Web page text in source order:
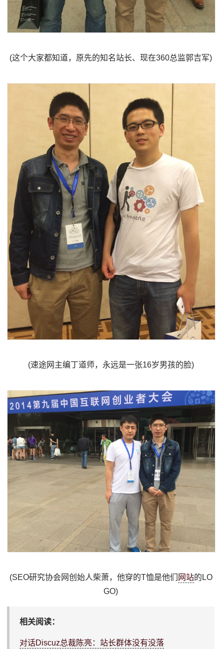
(这个大家都知道，原先的知名站长、现在360总监郭吉军)
(速途网主编丁道师，永远是一张16岁男孩的脸)
(SEO研究协会网创始人柴萧，他穿的T恤是他们 网站的LO
GO)
相关阅读：
对话Discuz总裁陈亮：站长群体没有没落